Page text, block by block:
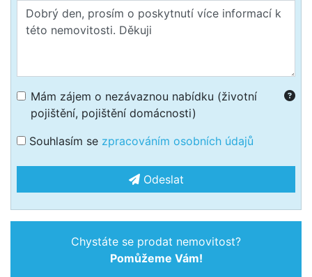
Mám zájem o nezávaznou nabídku (životní
pojištění, pojištění domácnosti)
Souhlasím se zpracováním osobních údajů
Odeslat
Chystáte se prodat nemovitost?
Pomůžeme Vám!